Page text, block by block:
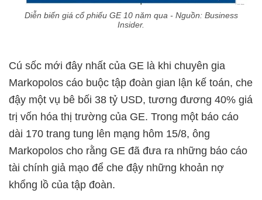
Diễn biến giá cổ phiếu GE 10 năm qua - Nguồn: Business
Insider.
Cú sốc mới đây nhất của GE là khi chuyên gia
Markopolos cáo buộc tập đoàn gian lận kế toán, che
đậy một vụ bê bối 38 tỷ USD, tương đương 40% giá
trị vốn hóa thị trường của GE. Trong một báo cáo
dài 170 trang tung lên mạng hôm 15/8, ông
Markopolos cho rằng GE đã đưa ra những báo cáo
tài chính giả mạo để che đậy những khoản nợ
khổng lồ của tập đoàn.